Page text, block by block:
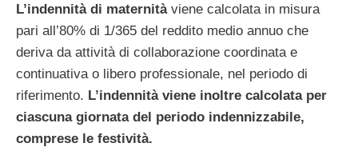
L’indennità di maternità viene calcolata in misura
pari all’80% di 1/365 del reddito medio annuo che
deriva da attività di collaborazione coordinata e
continuativa o libero professionale, nel periodo di
riferimento. L’indennità viene inoltre calcolata per
ciascuna giornata del periodo indennizzabile,
comprese le festività.